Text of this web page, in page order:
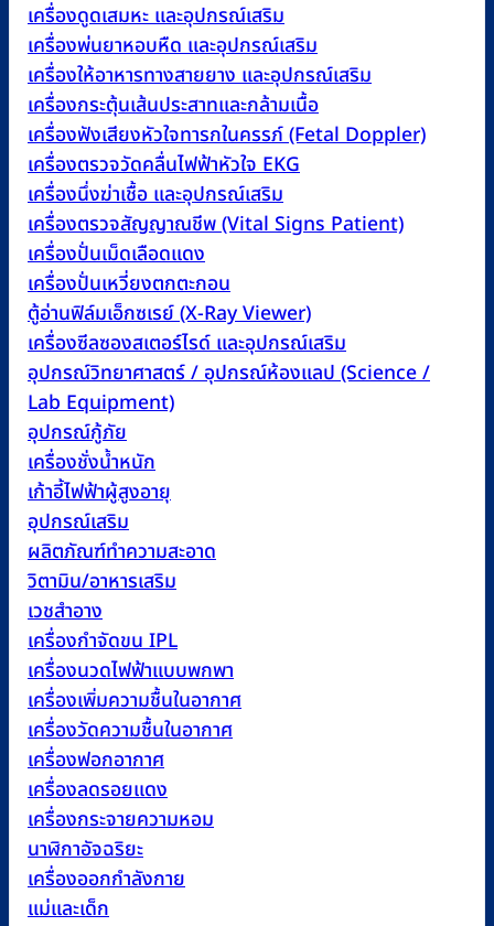
เครื่องดูดเสมหะ และอุปกรณ์เสริม
เครื่องพ่นยาหอบหืด และอุปกรณ์เสริม
เครื่องให้อาหารทางสายยาง และอุปกรณ์เสริม
เครื่องกระตุ้นเส้นประสาทและกล้ามเนื้อ
เครื่องฟังเสียงหัวใจทารกในครรภ์ (Fetal Doppler)
เครื่องตรวจวัดคลื่นไฟฟ้าหัวใจ EKG
เครื่องนึ่งฆ่าเชื้อ และอุปกรณ์เสริม
เครื่องตรวจสัญญาณชีพ (Vital Signs Patient)
เครื่องปั่นเม็ดเลือดแดง
เครื่องปั่นเหวี่ยงตกตะกอน
ตู้อ่านฟิล์มเอ็กซเรย์ (X-Ray Viewer)
เครื่องซีลซองสเตอร์ไรด์ และอุปกรณ์เสริม
อุปกรณ์วิทยาศาสตร์ / อุปกรณ์ห้องแลป (Science /
Lab Equipment)
อุปกรณ์กู้ภัย
เครื่องชั่งน้ำหนัก
เก้าอี้ไฟฟ้าผู้สูงอายุ
อุปกรณ์เสริม
ผลิตภัณฑ์ทำความสะอาด
วิตามิน/อาหารเสริม
เวชสำอาง
เครื่องกำจัดขน IPL
เครื่องนวดไฟฟ้าแบบพกพา
เครื่องเพิ่มความชื้นในอากาศ
เครื่องวัดความชื้นในอากาศ
เครื่องฟอกอากาศ
เครื่องลดรอยแดง
เครื่องกระจายความหอม
นาฬิกาอัจฉริยะ
เครื่องออกกำลังกาย
แม่และเด็ก